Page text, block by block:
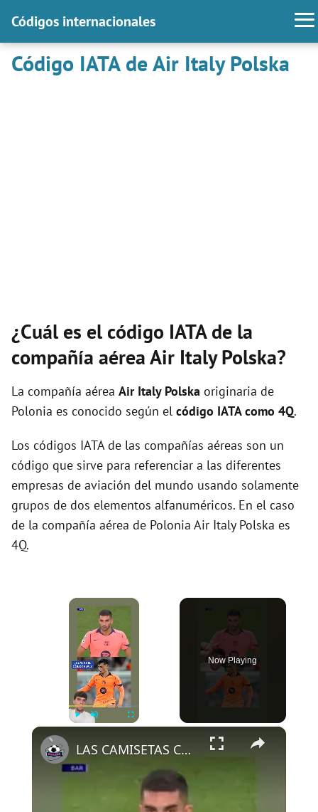
Códigos internacionales
Código IATA de Air Italy Polska
¿Cuál es el código IATA de la
compañía aérea Air Italy Polska?
La compañía aérea Air Italy Polska originaria de
Polonia es conocido según el código IATA como 4Q.
Los códigos IATA de las compañías aéreas son un
código que sirve para referenciar a las diferentes
empresas de aviación del mundo usando solamente
grupos de dos elementos alfanuméricos. En el caso
de la compañía aérea de Polonia Air Italy Polska es
4Q.
×
Now Playing
×
LAS CAMISETAS CAMBIAN DE COLOR